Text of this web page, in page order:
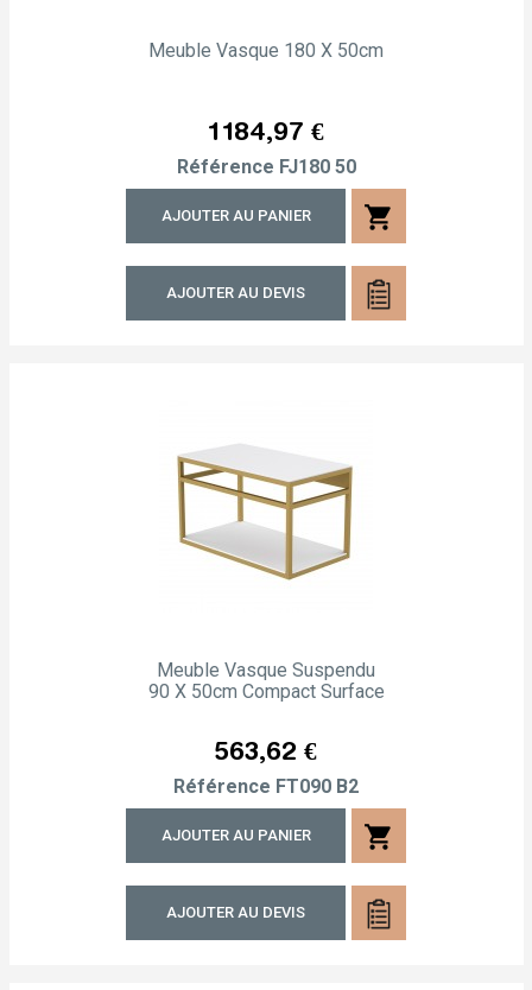
Meuble Vasque 180 X 50cm
Prix
1 184,97 €
Référence FJ180 50
AJOUTER AU PANIER shopping_cart
AJOUTER AU DEVIS
Meuble Vasque Suspendu
90 X 50cm Compact Surface
Prix
563,62 €
Référence FT090 B2
AJOUTER AU PANIER shopping_cart
AJOUTER AU DEVIS